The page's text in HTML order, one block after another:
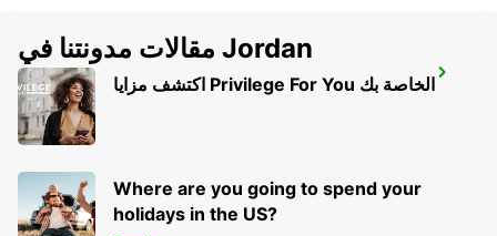
NEWMAN AIRPORT
NEWMAN - AUSTRALIA
مقالات مدونتنا في Jordan
اكتشف مزايا Privilege For You الخاصة بك
Where are you going to spend your
holidays in the US?